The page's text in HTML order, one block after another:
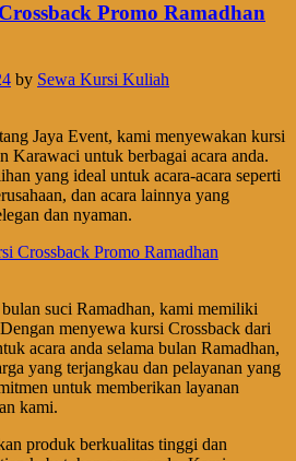
Promo Ramadhan
by Sewa Kursi Kuliah
Jaya Event, kami menyewakan kursi
Karawaci untuk berbagai acara anda.
yang ideal untuk acara-acara seperti
dan acara lainnya yang
dan nyaman.
suci Ramadhan, kami memiliki
menyewa kursi Crossback dari
acara anda selama bulan Ramadhan,
yang terjangkau dan pelayanan yang
untuk memberikan layanan
kami.
produk berkualitas tinggi dan